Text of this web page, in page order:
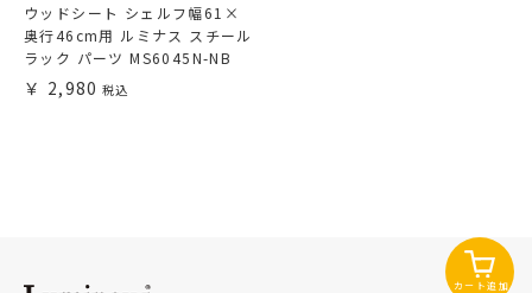
ウッドシート シェルフ幅61×
奥行46cm用 ルミナス スチール
ラック パーツ MS6045N-NB
2,980
カート追加